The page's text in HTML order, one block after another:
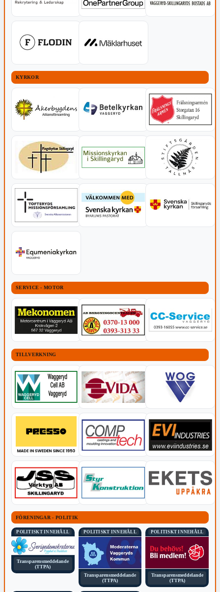
KYRKOR
SERVICE - MOTOR
TILLVERKNING
FÖRENINGAR - POLITIK
POLITISKT INNEHÅLL
Transparensmeddelande
(TTPA)
POLITISKT INNEHÅLL
Transparensmeddelande
(TTPA)
POLITISKT INNEHÅLL
Transparensmeddelande
(TTPA)